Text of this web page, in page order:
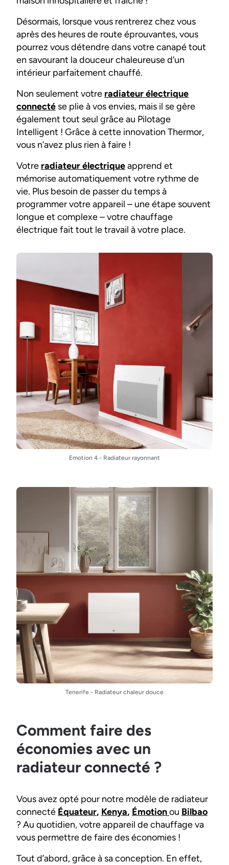
Désormais, lorsque vous rentrerez chez vous
après des heures de route éprouvantes, vous
pourrez vous détendre dans votre canapé tout
en savourant la douceur chaleureuse d’un
intérieur parfaitement chauffé.
Non seulement votre radiateur électrique
connecté se plie à vos envies, mais il se gère
également tout seul grâce au Pilotage
Intelligent ! Grâce à cette innovation Thermor,
vous n’avez plus rien à faire !
Votre radiateur électriqueapprend et
mémorise automatiquement votre rythme de
vie. Plus besoin de passer du temps à
programmer votre appareil – une étape souvent
longue et complexe – votre chauffage
électrique fait tout le travail à votre place.
Emotion 4 - Radiateur rayonnant
Tenerife - Radiateur chaleur douce
Comment faire des
économies avec un
radiateur connecté ?
Vous avez opté pour notre modèle de radiateur
connecté Équateur, Kenya, Émotionou Bilbao
? Au quotidien, votre appareil de chauffage va
vous permettre de faire des économies !
Tout d’abord, grâce à sa conception. En effet,